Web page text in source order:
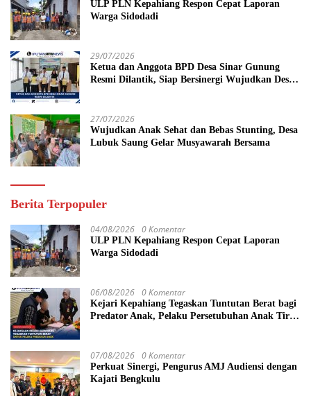
ULP PLN Kepahiang Respon Cepat Laporan
Warga Sidodadi
29/07/2026
Ketua dan Anggota BPD Desa Sinar Gunung
Resmi Dilantik, Siap Bersinergi Wujudkan Desa
27/07/2026
Wujudkan Anak Sehat dan Bebas Stunting, Desa
Lubuk Saung Gelar Musyawarah Bersama
Berita Terpopuler
04/08/2026 0 Komentar
ULP PLN Kepahiang Respon Cepat Laporan
Warga Sidodadi
06/08/2026 0 Komentar
Kejari Kepahiang Tegaskan Tuntutan Berat bagi
Predator Anak, Pelaku Persetubuhan Anak Tiri
07/08/2026 0 Komentar
Perkuat Sinergi, Pengurus AMJ Audiensi dengan
Kajati Bengkulu